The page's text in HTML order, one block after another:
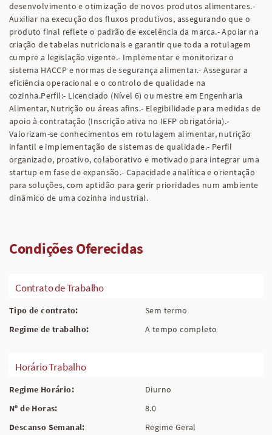
desenvolvimento e otimização de novos produtos alimentares.-
Auxiliar na execução dos fluxos produtivos, assegurando que o
produto final reflete o padrão de excelência da marca.- Apoiar na
criação de tabelas nutricionais e garantir que toda a rotulagem
cumpre a legislação vigente.- Implementar e monitorizar o
sistema HACCP e normas de segurança alimentar.- Assegurar a
eficiência operacional e o controlo de qualidade na
cozinha.Perfil:- Licenciado (Nível 6) ou mestre em Engenharia
Alimentar, Nutrição ou áreas afins.- Elegibilidade para medidas de
apoio à contratação (Inscrição ativa no IEFP obrigatória).-
Valorizam-se conhecimentos em rotulagem alimentar, nutrição
infantil e implementação de sistemas de qualidade.- Perfil
organizado, proativo, colaborativo e motivado para integrar uma
startup em fase de expansão.- Capacidade analítica e orientação
para soluções, com aptidão para gerir prioridades num ambiente
dinâmico de uma cozinha industrial.
Condições Oferecidas
Contrato de Trabalho
Tipo de contrato:
Sem termo
Regime de trabalho:
A tempo completo
Horário Trabalho
Regime Horário:
Diurno
Nº de Horas:
8.0
Descanso Semanal:
Regime Geral